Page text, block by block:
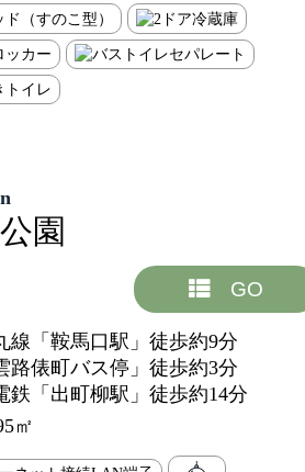
園
GO
線「鞍馬口駅」徒歩約9分
路俵町バス停」徒歩約3分
鉄「出町柳駅」徒歩約14分
㎡